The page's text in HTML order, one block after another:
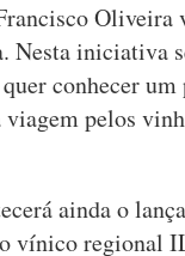
Nesta iniciativa
conhecer
pelos
ainda o
vínico regional